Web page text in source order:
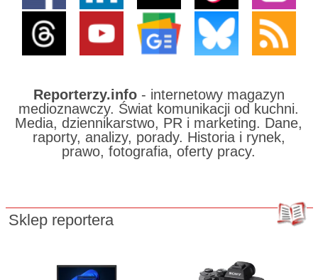
Reporterzy.info- internetowy magazyn
medioznawczy. Świat komunikacji od kuchni.
Media, dziennikarstwo, PR i marketing. Dane,
raporty, analizy, porady. Historia i rynek,
prawo, fotografia, oferty pracy.
Sklep reportera